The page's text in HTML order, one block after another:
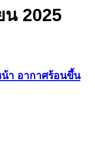
2025
า อากาศร้อนขึ้น